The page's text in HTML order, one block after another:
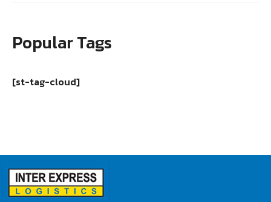
Popular Tags
[st-tag-cloud]